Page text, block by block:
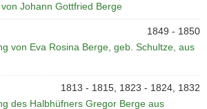
Johann Gottfried Berge
1849 - 1850
von Eva Rosina Berge, geb. Schultze, aus
1813 - 1815, 1823 - 1824, 1832
des Halbhüfners Gregor Berge aus